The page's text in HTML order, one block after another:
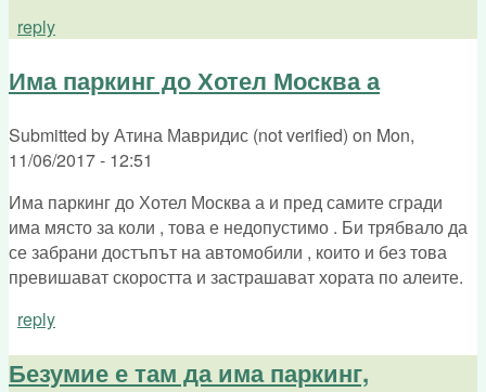
reply
Има паркинг до Хотел Москва а
Submitted byАтина Мавридис (not verified) on Mon,
11/06/2017 - 12:51
Има паркинг до Хотел Москва а и пред самите сгради
има място за коли , това е недопустимо . Би трябвало да
се забрани достъпът на автомобили , които и без това
превишават скоростта и застрашават хората по алеите.
reply
Безумие е там да има паркинг,